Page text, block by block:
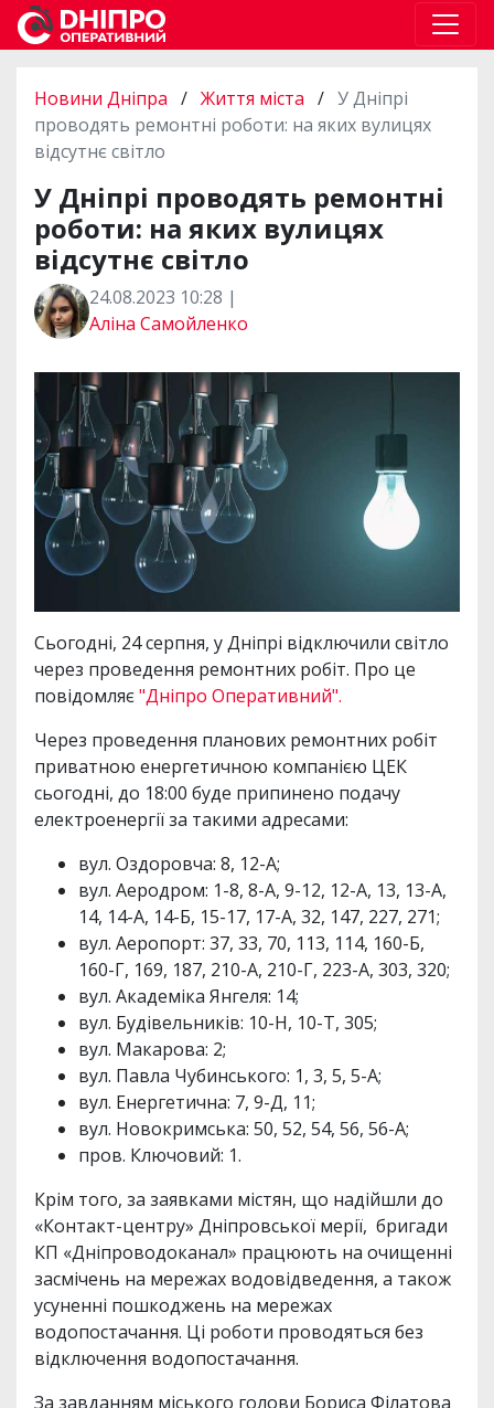
Новини Дніпра / Життя міста / У Дніпрі
проводять ремонтні роботи: на яких вулицях
відсутнє світло
У Дніпрі проводять ремонтні
роботи: на яких вулицях
відсутнє світло
24.08.2023 10:28 |
Аліна Самойленко
Сьогодні, 24 серпня, у Дніпрі відключили світло
через проведення ремонтних робіт. Про це
повідомляє"Дніпро Оперативний".
Через проведення планових ремонтних робіт
приватною енергетичною компанією ЦЕК
сьогодні, до 18:00 буде припинено подачу
електроенергії за такими адресами:
вул. Оздоровча: 8, 12-А;
вул. Аеродром: 1-8, 8-А, 9-12, 12-А, 13, 13-А,
14, 14-А, 14-Б, 15-17, 17-А, 32, 147, 227, 271;
вул. Аеропорт: 37, 33, 70, 113, 114, 160-Б,
160-Г, 169, 187, 210-А, 210-Г, 223-А, 303, 320;
вул. Академіка Янгеля: 14;
вул. Будівельників: 10-Н, 10-Т, 305;
вул. Макарова: 2;
вул. Павла Чубинського: 1, 3, 5, 5-А;
вул. Енергетична: 7, 9-Д, 11;
вул. Новокримська: 50, 52, 54, 56, 56-А;
пров. Ключовий: 1.
Крім того, за заявками містян, що надійшли до
«Контакт-центру» Дніпровської мерії, бригади
КП «Дніпроводоканал» працюють на очищенні
засмічень на мережах водовідведення, а також
усуненні пошкоджень на мережах
водопостачання. Ці роботи проводяться без
відключення водопостачання.
За завданням міського голови Бориса Філатова